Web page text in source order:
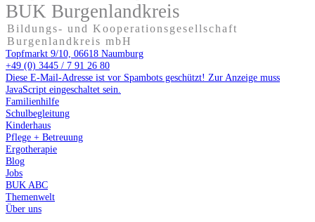
BUK Burgenlandkreis
Bildungs- und Kooperationsgesellschaft
Burgenlandkreis mbH
Topfmarkt 9/10, 06618 Naumburg
+49 (0) 3445 / 7 91 26 80
Diese E-Mail-Adresse ist vor Spambots geschützt! Zur Anzeige muss
JavaScript eingeschaltet sein.
Familienhilfe
Schulbegleitung
Kinderhaus
Pflege + Betreuung
Ergotherapie
Blog
Jobs
BUK ABC
Themenwelt
Über uns